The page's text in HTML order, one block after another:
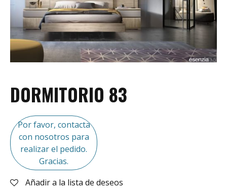
DORMITORIO 83
Por favor, contacta
con nosotros para
realizar el pedido.
Gracias.
Añadir a la lista de deseos